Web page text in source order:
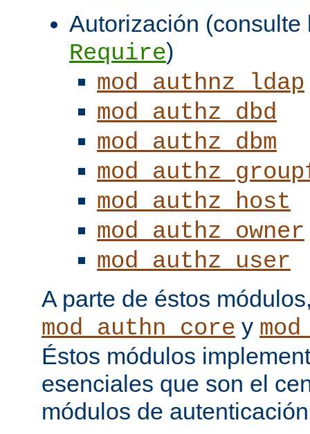
Autorización (consulte
Require)
mod_authnz_ldap
mod_authz_dbd
mod_authz_dbm
mod_authz_host
mod_authz_owner
mod_authz_user
A parte de éstos
mod_authn_core y
Éstos módulos
esenciales que son el
módulos de